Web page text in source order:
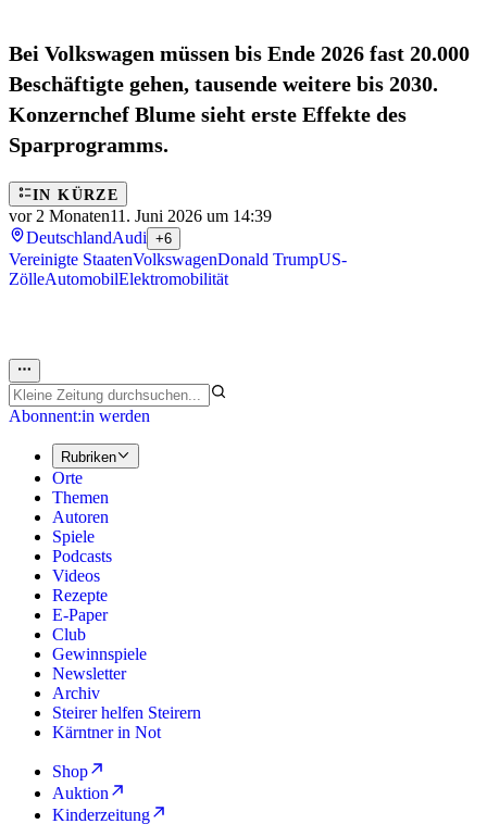
Bei Volkswagen müssen bis Ende 2026 fast 20.000
Beschäftigte gehen, tausende weitere bis 2030.
Konzernchef Blume sieht erste Effekte des
Sparprogramms.
IN KÜRZE
vor 2 Monaten11. Juni 2026 um 14:39
DeutschlandAudi +6
Vereinigte StaatenVolkswagenDonald TrumpUS-
ZölleAutomobilElektromobilität
Abonnent:in werden
Rubriken
Orte
Themen
Autoren
Spiele
Podcasts
Videos
Rezepte
E-Paper
Club
Gewinnspiele
Newsletter
Archiv
Steirer helfen Steirern
Kärntner in Not
Shop
Auktion
Kinderzeitung